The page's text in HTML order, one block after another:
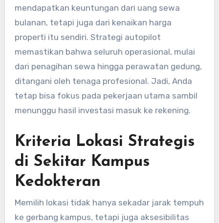
mendapatkan keuntungan dari uang sewa
bulanan, tetapi juga dari kenaikan harga
properti itu sendiri. Strategi autopilot
memastikan bahwa seluruh operasional, mulai
dari penagihan sewa hingga perawatan gedung,
ditangani oleh tenaga profesional. Jadi, Anda
tetap bisa fokus pada pekerjaan utama sambil
menunggu hasil investasi masuk ke rekening.
Kriteria Lokasi Strategis
di Sekitar Kampus
Kedokteran
Memilih lokasi tidak hanya sekadar jarak tempuh
ke gerbang kampus, tetapi juga aksesibilitas